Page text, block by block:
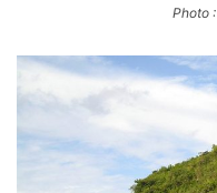
Photo :